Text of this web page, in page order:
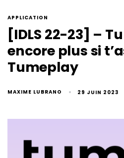
APPLICATION
[IDLS 22-23] –
encore plus si
Tumeplay
MAXIME LUBRANO 29 JUIN 2023